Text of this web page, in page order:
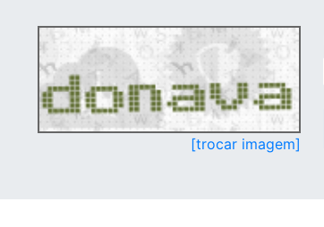
[trocar imagem]